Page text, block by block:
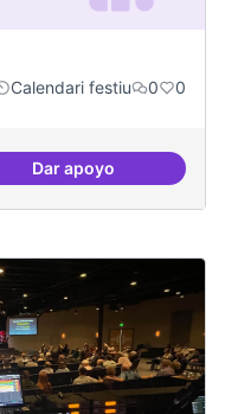
Calendari festiu 0 0
Dar apoyoPortes Obertes